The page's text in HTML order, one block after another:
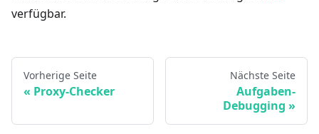
verfügbar.
Vorherige Seite
Proxy-Checker
Nächste Seite
Aufgaben-
Debugging